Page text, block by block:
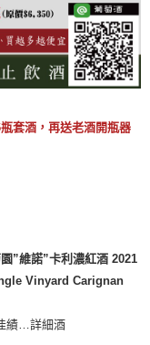
套酒，再送老酒開瓶器
”維諾”卡利濃紅酒 2021
Vinyard Carignan
績…詳細酒